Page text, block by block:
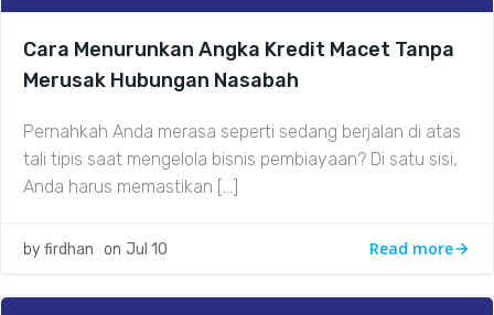
Cara Menurunkan Angka Kredit Macet Tanpa
Merusak Hubungan Nasabah
Pernahkah Anda merasa seperti sedang berjalan di atas
tali tipis saat mengelola bisnis pembiayaan? Di satu sisi,
Anda harus memastikan […]
by firdhan on Jul 10 Read more